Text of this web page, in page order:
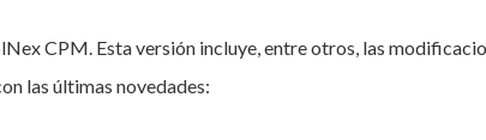
CPM. Esta versión incluye, entre otros, las
las últimas novedades: